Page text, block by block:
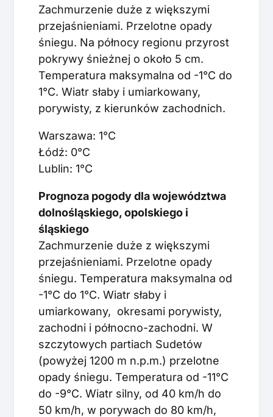
Zachmurzenie duże z większymi
przejaśnieniami. Przelotne opady
śniegu. Na północy regionu przyrost
pokrywy śnieżnej o około 5 cm.
Temperatura maksymalna od -1°C do
1°C. Wiatr słaby i umiarkowany,
porywisty, z kierunków zachodnich.
Warszawa: 1°C
Łódź: 0°C
Lublin: 1°C
Prognoza pogody dla województwa
dolnośląskiego, opolskiego i
śląskiego
Zachmurzenie duże z większymi
przejaśnieniami. Przelotne opady
śniegu. Temperatura maksymalna od
-1°C do 1°C. Wiatr słaby i
umiarkowany, okresami porywisty,
zachodni i północno-zachodni. W
szczytowych partiach Sudetów
(powyżej 1200 m n.p.m.) przelotne
opady śniegu. Temperatura od -11°C
do -9°C. Wiatr silny, od 40 km/h do
50 km/h, w porywach do 80 km/h,